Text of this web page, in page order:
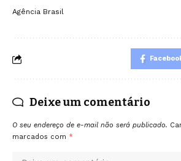
Agência Brasil
Deixe um comentário
O seu endereço de e-mail não será publicado.
marcados com *